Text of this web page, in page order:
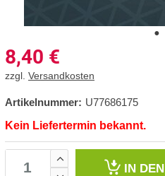
8,40 €
zzgl. Versandkosten
Artikelnummer: U77686175
Kein Liefertermin bekannt.
IN DEN